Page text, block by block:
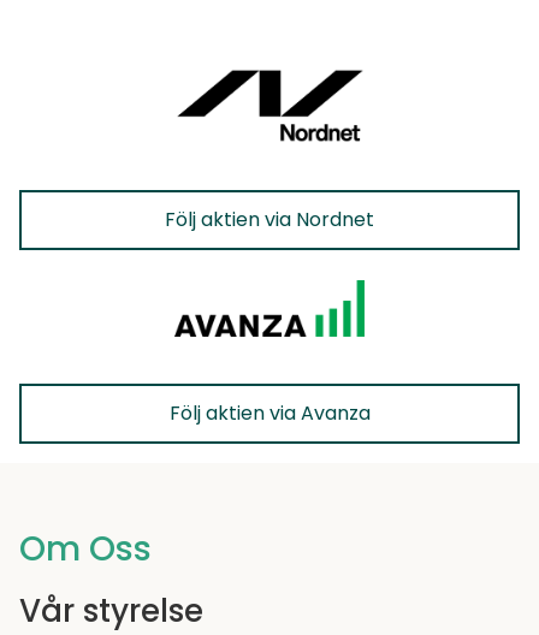
Följ aktien via Nordnet
Följ aktien via Avanza
Om Oss
Vår styrelse